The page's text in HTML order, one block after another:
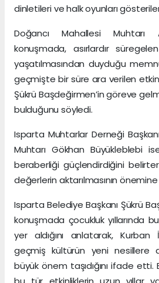
dinletileri ve halk oyunları
Doğancı Mahallesi Muhtarı
konuşmada, asırlardır
yaşatılmasından duyduğu
geçmişte bir süre ara verilen
Şükrü Başdeğirmen’in göreve
bulduğunu söyledi.
Isparta Muhtarlar Derneği
Muhtarı Gökhan Büyükleblebi
beraberliği güçlendirdiğini
değerlerin aktarılmasının
Isparta Belediye Başkanı Şükrü
konuşmada çocukluk yıllarında
yer aldığını anlatarak, Kurban
geçmiş kültürün yeni nesillere
büyük önem taşıdığını ifade